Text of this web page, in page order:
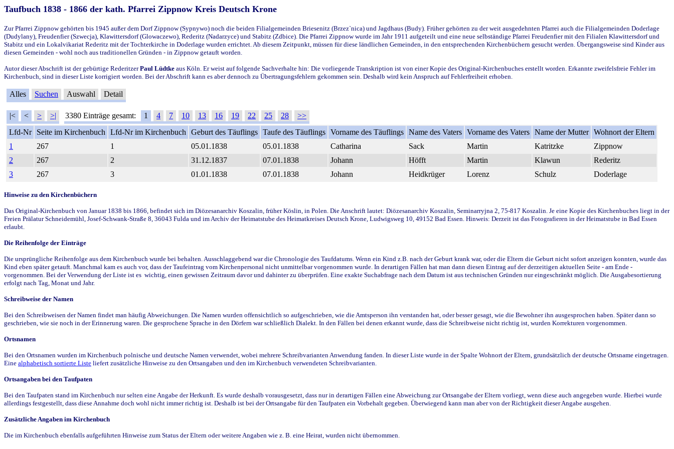
Taufbuch 1838 - 1866 der kath. Pfarrei Zippnow Kreis Deutsch Krone
Zur Pfarrei Zippnow gehörten bis 1945 außer dem Dorf Zippnow (Sypnywo) noch die beiden Filialgemeinden Briesenitz (Brzez`nica) und Jagdhaus (Budy). Früher gehörten zu der weit ausgedehnten Pfarrei auch die Filialgemeinden Doderlage
(Dudylany), Freudenfier (Szwecja), Klawittersdorf (Glowaczewo), Rederitz (Nadarzyce) und Stabitz (Zdbice). Die Pfarrei Zippnow wurde im Jahr 1911 aufgeteilt und eine neue selbständige Pfarrei Freudenfier mit den Filialen Klawittersdorf und
Stabitz und ein Lokalvikariat Rederitz mit der Tochterkirche in Doderlage wurden errichtet. Ab diesem Zeitpunkt, müssen für diese ländlichen Gemeinden, in den entsprechenden Kirchenbüchern gesucht werden. Übergangsweise sind Kinder aus
diesen Gemeinden - wohl noch aus traditionellen Gründen - in Zippnow getauft worden.
Autor dieser Abschrift ist der gebürtige RederitzerPaul Lüdtke aus Köln. Er weist auf folgende Sachverhalte hin: Die vorliegende Transkription ist von einer Kopie des Original-Kirchenbuches erstellt worden. Erkannte zweifelsfreie Fehler im
Kirchenbuch, sind in dieser Liste korrigiert worden. Bei der Abschrift kann es aber dennoch zu Übertragungsfehlern gekommen sein. Deshalb wird kein Anspruch auf Fehlerfreiheit erhoben.
Alles Suchen Auswahl Detail
|< < > >| 3380 Einträge gesamt: 1 4 7 10 13 16 19 22 25 28
>>
Lfd-Nr
Seite im Kirchenbuch Lfd-Nr im Kirchenbuch Geburt des Täuflings Taufe des Täuflings Vorname des Täuflings Name des Vaters Vorname des Vaters Name der Mutter Wohnort der Eltern
1
267 1 05.01.1838 05.01.1838 Catharina Sack Martin Katritzke
Zippnow
2
267 2 31.12.1837 07.01.1838 Johann Höfft Martin Klawun
Rederitz
3
267 3 01.01.1838 07.01.1838 Johann Heidkrüger Lorenz Schulz Doderlage
Hinweise zu den Kirchenbüchern
Das Original-Kirchenbuch von Januar 1838 bis 1866, befindet sich im Diözesanarchiv Koszalin, früher Köslin, in Polen. Die Anschrift lautet: Diözesanarchiv Koszalin, Seminarryjna 2, 75-817 Koszalin. Je eine Kopie des Kirchenbuches liegt in der
Freien Prälatur Schneidemühl, Josef-Schwank-Straße 8, 36043 Fulda und im Archiv der Heimatstube des Heimatkreises Deutsch Krone, Ludwigsweg 10, 49152 Bad Essen. Hinweis: Derzeit ist das Fotografieren in der Heimatstube in Bad Essen
erlaubt.
Die Reihenfolge der Einträge
Die ursprüngliche Reihenfolge aus dem Kirchenbuch wurde bei behalten. Ausschlaggebend war die Chronologie des Taufdatums. Wenn ein Kind z.B. nach der Geburt krank war, oder die Eltern die Geburt nicht sofort anzeigen konnten, wurde das
Kind eben später getauft. Manchmal kam es auch vor, dass der Taufeintrag vom Kirchenpersonal nicht unmittelbar vorgenommen wurde. In derartigen Fällen hat man dann diesen Eintrag auf der derzeitigen aktuellen Seite - am Ende -
vorgenommen. Bei der Verwendung der Liste ist es wichtig, einen gewissen Zeitraum davor und dahinter zu überprüfen. Eine exakte Suchabfrage nach dem Datum ist aus technischen Gründen nur eingeschränkt möglich. Die Ausgabesortierung
erfolgt nach Tag, Monat und Jahr.
Schreibweise der Namen
Bei den Schreibweisen der Namen findet man häufig Abweichungen. Die Namen wurden offensichtlich so aufgeschrieben, wie die Amtsperson ihn verstanden hat, oder besser gesagt, wie die Bewohner ihn ausgesprochen haben. Später dann so
geschrieben, wie sie noch in der Erinnerung waren. Die gesprochene Sprache in den Dörfern war schließlich Dialekt. In den Fällen bei denen erkannt wurde, dass die Schreibweise nicht richtig ist, wurden Korrekturen vorgenommen.
Ortsnamen
Bei den Ortsnamen wurden im Kirchenbuch polnische und deutsche Namen verwendet, wobei mehrere Schreibvarianten Anwendung fanden. In dieser Liste wurde in der Spalte Wohnort der Eltern, grundsätzlich der deutsche Ortsname eingetragen.
Eine alphabetisch sortierte Liste liefert zusätzliche Hinweise zu den Ortsangaben und den im Kirchenbuch verwendeten Schreibvarianten.
Ortsangaben bei den Taufpaten
Bei den Taufpaten stand im Kirchenbuch nur selten eine Angabe der Herkunft. Es wurde deshalb vorausgesetzt, dass nur in derartigen Fällen eine Abweichung zur Ortsangabe der Eltern vorliegt, wenn diese auch angegeben wurde. Hierbei wurde
allerdings festgestellt, dass diese Annahme doch wohl nicht immer richtig ist. Deshalb ist bei der Ortsangabe für den Taufpaten ein Vorbehalt gegeben. Überwiegend kann man aber von der Richtigkeit dieser Angabe ausgehen.
Zusätzliche Angaben im Kirchenbuch
Die im Kirchenbuch ebenfalls aufgeführten Hinweise zum Status der Eltern oder weitere Angaben wie z. B. eine Heirat, wurden nicht übernommen.